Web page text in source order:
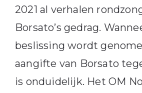
2021 al verhalen
Borsato’s gedrag.
beslissing wordt
aangifte van Borsato
is onduidelijk. Het OM